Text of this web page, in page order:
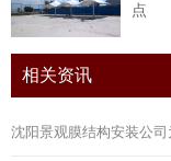
点
相关资讯
沈阳景观膜结构安装公